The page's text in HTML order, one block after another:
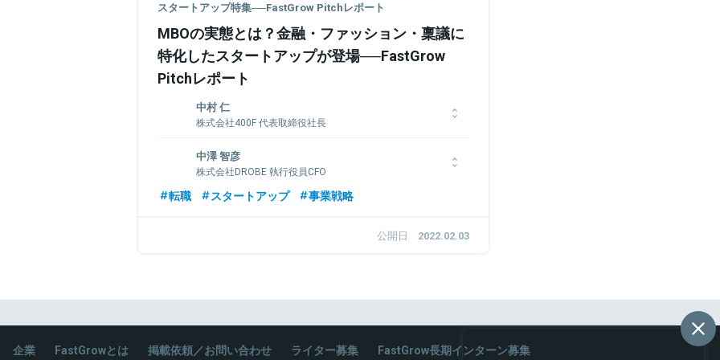
スタートアップ特集──FastGrow Pitchレポート
MBOの実態とは？金融・ファッション・稟議に
特化したスタートアップが登場──FastGrow
Pitchレポート
中村 仁
株式会社400F 代表取締役社長
究所ニューヨーク事務所にて米国金融業界の調査に従事。帰国後
本社にて営業戦略の企画・立案などに関わる。その後野村證券京
都支店にてウェルスマネジメントビジネスに従事したのちに、マ
トアクションを経験。2020年7月に子会社400FをMBOして独立。
中澤 智彦
株式会社DROBE 執行役員CFO
大学卒業後、医薬品開発の受託研究企業に法務として入社、プラ
ベンチャーにて法務マネージャー、Fintechスタートアップの
関連情報をみる
転職 スタートアップ 事業戦略
公開日 2022.02.03
企業 FastGrowとは 掲載依頼／お問い合わせ ライター募集 FastGrow長期インターン募集